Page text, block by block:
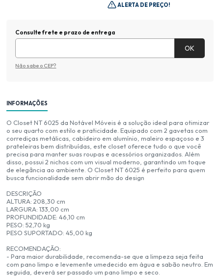
ALERTA DE PREÇO!
Consulte frete e prazo de entrega
Não sabe o CEP?
INFORMAÇÕES
O Closet NT 6025 da Notável Móveis é a solução ideal para otimizar
o seu quarto com estilo e praticidade. Equipado com 2 gavetas com
corrediças metálicas, cabideiro em alumínio, maleiro espaçoso e 3
prateleiras bem distribuídas, este closet oferece tudo o que você
precisa para manter suas roupas e acessórios organizados. Além
disso, possui 2 nichos com um visual moderno, garantindo um toque
de elegância ao ambiente. O Closet NT 6025 é perfeito para quem
busca funcionalidade sem abrir mão do design
DESCRIÇÃO
ALTURA: 208,30 cm
LARGURA: 133,00 cm
PROFUNDIDADE: 46,10 cm
PESO: 52,70 kg
PESO SUPORTADO: 45,00 kg
RECOMENDAÇÃO:
- Para maior durabilidade, recomenda-se que a limpeza seja feita
com pano limpo e levemente umedecido em água e sabão neutro. Em
seguida, deverá ser passado um pano limpo e seco.